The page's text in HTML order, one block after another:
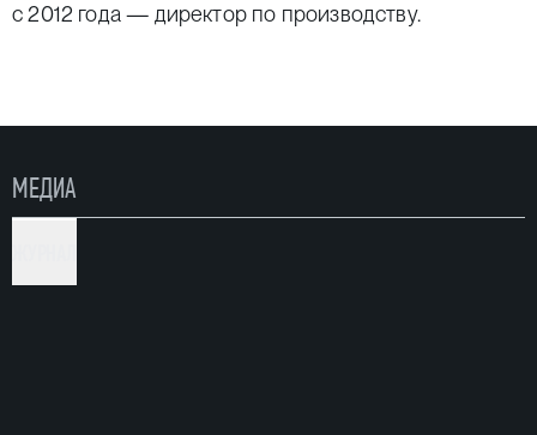
с 2012 года — директор по производству.
МЕДИА